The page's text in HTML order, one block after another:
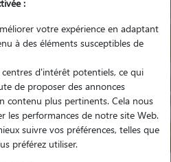
animal ?
mon Pet Sitter
:
votre expérience en adaptant
à des éléments susceptibles de
d'intérêt potentiels, ce qui
de proposer des annonces
contenu plus pertinents. Cela nous
les performances de notre site Web.
suivre vos préférences, telles que
préférez utiliser.